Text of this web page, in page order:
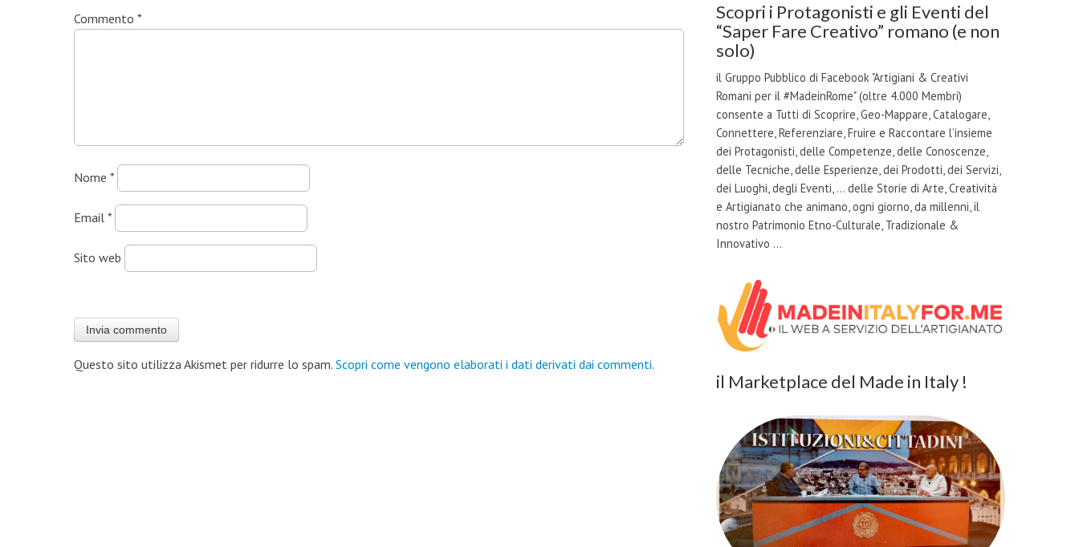
Commento *
Nome *
Email *
Sito web
Questo sito utilizza Akismet per ridurre lo spam. Scopri come vengono elaborati i dati derivati dai commenti.
Scopri i Protagonisti e gli Eventi del
“Saper Fare Creativo” romano (e non
solo)
il Gruppo Pubblico di Facebook "Artigiani & Creativi
Romani per il #MadeinRome" (oltre 4.000 Membri)
consente a Tutti di Scoprire, Geo-Mappare, Catalogare,
Connettere, Referenziare, Fruire e Raccontare l’insieme
dei Protagonisti, delle Competenze, delle Conoscenze,
delle Tecniche, delle Esperienze, dei Prodotti, dei Servizi,
dei Luoghi, degli Eventi, … delle Storie di Arte, Creatività
e Artigianato che animano, ogni giorno, da millenni, il
nostro Patrimonio Etno-Culturale, Tradizionale &
Innovativo …
il Marketplace del Made in Italy !